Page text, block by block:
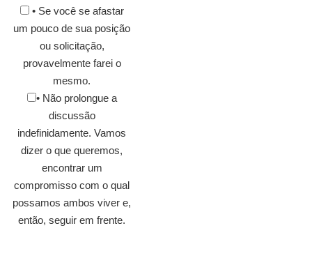
• Se você se afastar
um pouco de sua posição
ou solicitação,
provavelmente farei o
mesmo.
• Não prolongue a
discussão
indefinidamente. Vamos
dizer o que queremos,
encontrar um
compromisso com o qual
possamos ambos viver e,
então, seguir em frente.